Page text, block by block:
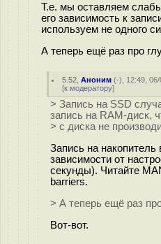
Т.е. мы оставляем
его зависимость к
используем не одного
А теперь ещё раз про
5.52 ,Аноним (-), 12:49,
[к модератору]
> Запись на SSD
запись на RAM-диск,
> с диска не
Запись на
зависимости от
секунды). Читайте
barriers.
> А теперь ещё раз
Вот-вот.